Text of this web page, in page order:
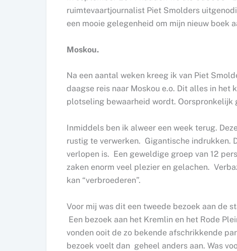
ruimtevaartjournalist Piet Smolders
een mooie gelegenheid om mijn nieuw boek
Moskou.
Na een aantal weken kreeg ik van Piet
daagse reis naar Moskou e.o. Dit alles in
plotseling bewaarheid wordt.
Inmiddels ben ik alweer een week terug.
rustig te verwerken. Gigantische indrukken.
verlopen is. Een geweldige groep van 12
zaken enorm veel plezier en gelachen.
kan “verbroederen”.
Voor mij was dit een tweede bezoek aan de
Een bezoek aan het Kremlin en het Rode
vonden ooit de zo bekende afschrikkende
bezoek voelt dan geheel anders aan. Was